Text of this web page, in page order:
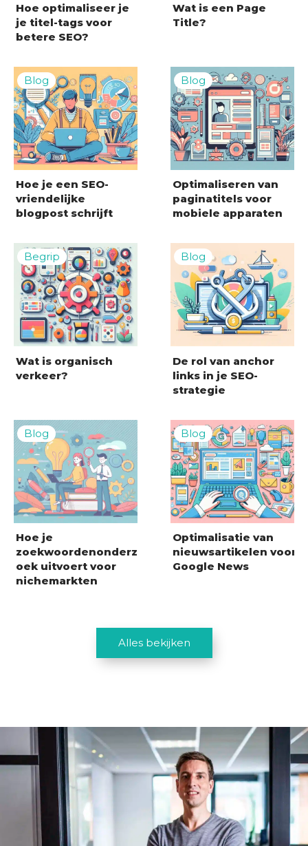
Hoe optimaliseer je
je titel-tags voor
betere SEO?
Wat is een Page
Title?
Hoe je een SEO-
vriendelijke
blogpost schrijft
Optimaliseren van
paginatitels voor
mobiele apparaten
Wat is organisch
verkeer?
De rol van anchor
links in je SEO-
strategie
Hoe je
zoekwoordenonderz
oek uitvoert voor
nichemarkten
Optimalisatie van
nieuwsartikelen voor
Google News
Alles bekijken